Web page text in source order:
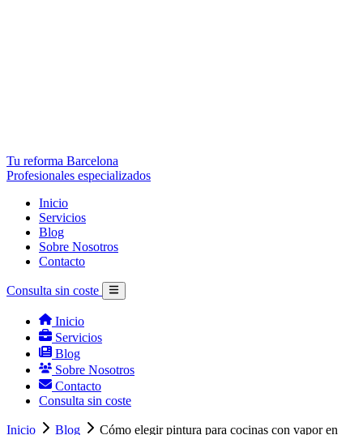
Tu reforma Barcelona
Profesionales especializados
Inicio
Servicios
Blog
Sobre Nosotros
Contacto
Consulta sin coste
Inicio
Servicios
Blog
Sobre Nosotros
Contacto
Consulta sin coste
Inicio Blog
Cómo elegir pintura para cocinas con vapor en